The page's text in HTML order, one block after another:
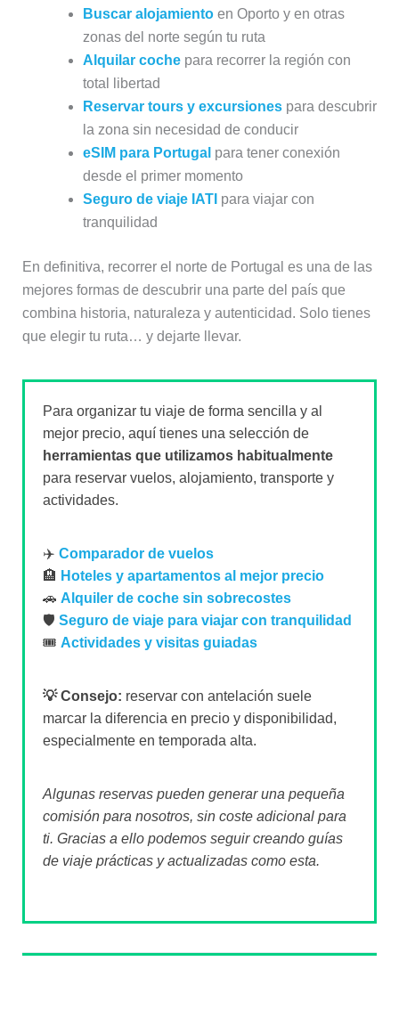
Buscar alojamientoen Oporto y en otras
zonas del norte según tu ruta
Alquilar cochepara recorrer la región con
total libertad
Reservar tours y excursionespara descubrir
la zona sin necesidad de conducir
eSIM para Portugal para tener conexión
desde el primer momento
Seguro de viaje IATI para viajar con
tranquilidad
En definitiva, recorrer el norte de Portugal es una de las
mejores formas de descubrir una parte del país que
combina historia, naturaleza y autenticidad. Solo tienes
que elegir tu ruta… y dejarte llevar.
Para organizar tu viaje de forma sencilla y al
mejor precio, aquí tienes una selección de
herramientas que utilizamos habitualmente
para reservar vuelos, alojamiento, transporte y
actividades.
✈️ Comparador de vuelos
🏨 Hoteles y apartamentos al mejor precio
🚗 Alquiler de coche sin sobrecostes
🛡️ Seguro de viaje para viajar con tranquilidad
🎟️ Actividades y visitas guiadas
💡 Consejo: reservar con antelación suele
marcar la diferencia en precio y disponibilidad,
especialmente en temporada alta.
Algunas reservas pueden generar una pequeña
comisión para nosotros, sin coste adicional para
ti. Gracias a ello podemos seguir creando guías
de viaje prácticas y actualizadas como esta.